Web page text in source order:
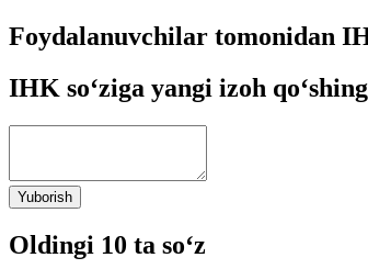
Foydalanuvchilar tomonidan
IHK so‘ziga yangi izoh qo‘shing
Yuborish
Oldingi 10 ta so‘z